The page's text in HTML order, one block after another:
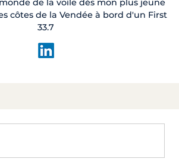
de la voile dès mon plus jeune
côtes de la Vendée à bord d'un First
33.7